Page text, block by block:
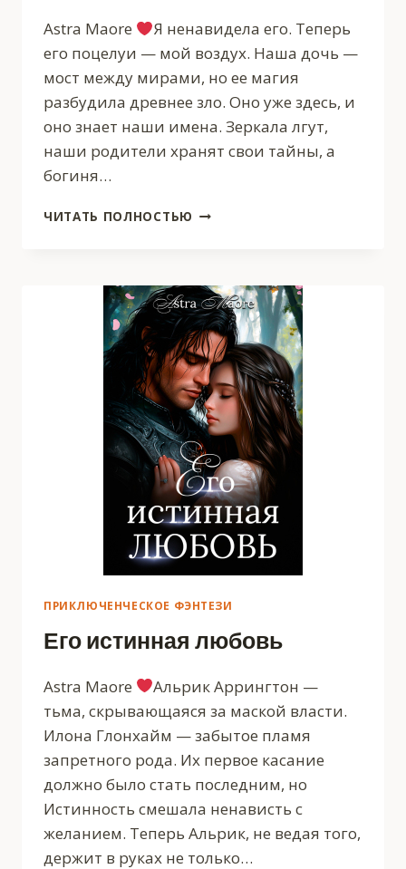
Astra Maore
Я ненавидела его. Теперь
его поцелуи — мой воздух. Наша дочь —
мост между мирами, но ее магия
разбудила древнее зло. Оно уже здесь, и
оно знает наши имена. Зеркала лгут,
наши родители хранят свои тайны, а
богиня…
ЧИТАТЬ ПОЛНОСТЬЮ СВЯЗАННЫЕ
ПРИКЛЮЧЕНЧЕСКОЕ ФЭНТЕЗИ
Его истинная любовь
Astra Maore
Альрик Аррингтон —
тьма, скрывающаяся за маской власти.
Илона Глонхайм — забытое пламя
запретного рода. Их первое касание
должно было стать последним, но
Истинность смешала ненависть с
желанием. Теперь Альрик, не ведая того,
держит в руках не только…